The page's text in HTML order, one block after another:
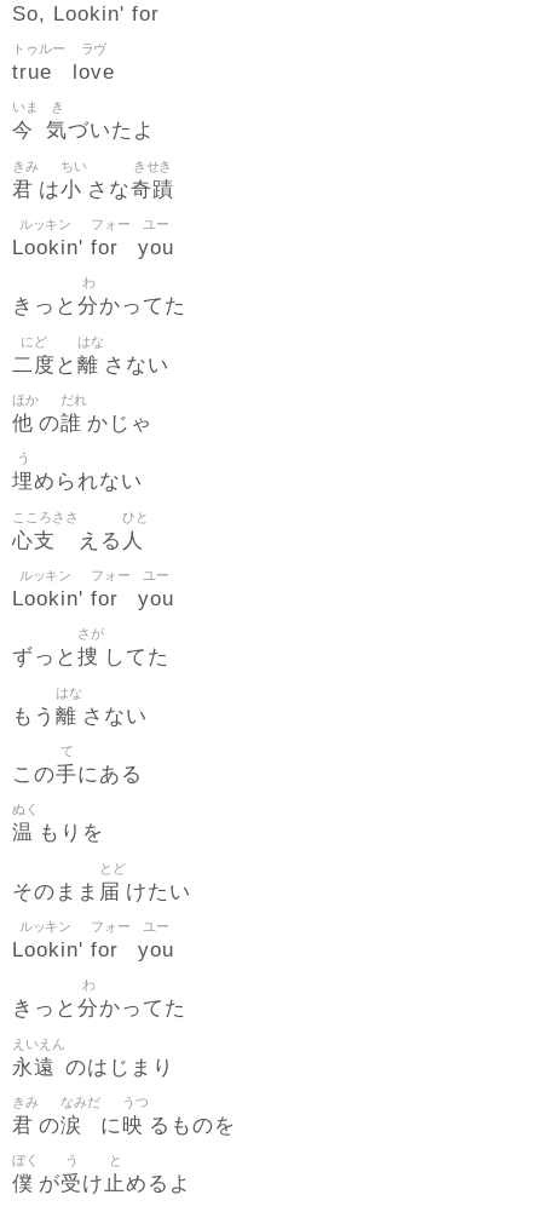
So, Lookin' for
true
トゥルー
love
ラヴ
今
いま
気
き
づいたよ
君
きみ
は小
ちい
さな奇蹟
きせき
Lookin
ルッキン
' for
フォー
you
ユー
きっと 分
わ
かってた
二度
にど
と 離
はな
さない
他
ほか
の誰
だれ
かじゃ
埋
う
められない
心支
こころささ
える 人
ひと
Lookin
ルッキン
' for
フォー
you
ユー
ずっと 捜
さが
してた
もう 離
はな
さない
この手
て
にある
温
ぬく
もりを
そのまま 届
とど
けたい
Lookin
ルッキン
' for
フォー
you
ユー
きっと 分
わ
かってた
永遠
えいえん
のはじまり
君
きみ
の涙
なみだ
に映
うつ
るものを
僕
ぼく
が受
う
け止
と
めるよ